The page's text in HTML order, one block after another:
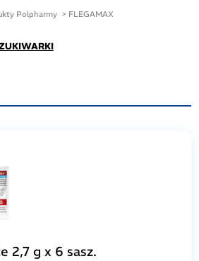
Polpharmy FLEGAMAX
2,7 g x 6 sasz.